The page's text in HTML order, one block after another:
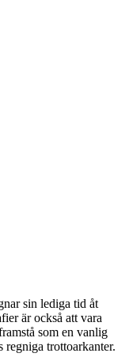
sin lediga tid åt
är också att vara
som en vanlig
trottoarkanter.